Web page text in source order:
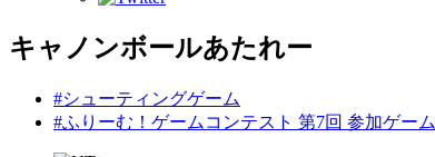
キャノンボールあたれー
#シューティングゲーム
#ふりーむ！ゲームコンテスト 第7回 参加ゲーム